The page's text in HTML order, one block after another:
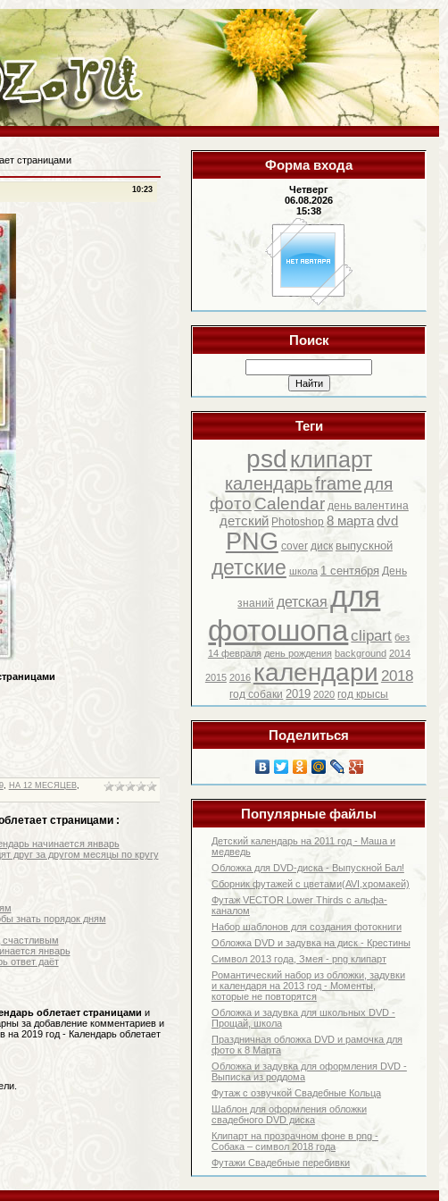
Форма входа
Четверг
06.08.2026
15:38
Поиск
Теги
psd клипарт
календарьframeдля
фото Calendar день валентина
детский Photoshop 8 марта dvd
PNG cover диск выпускной
детские школа 1 сентября День
знаний детскаядля
фотошопаclipart без
14 февраля день рождения background 2014
2015 2016 календари 2018
год собаки 2019 2020 год крысы
Поделиться
Популярные файлы
Детский календарь на 2011 год - Маша и
медведь
Обложка для DVD-диска - Выпускной Бал!
Сборник футажей с цветами(AVI,хромакей)
Футаж VECTOR Lower Thirds с альфа-
каналом
Набор шаблонов для создания фотокниги
Обложка DVD и задувка на диск - Крестины
Символ 2013 года, Змея - png клипарт
Романтический набор из обложки, задувки
и календаря на 2013 год - Моменты,
которые не повторятся
Обложка и задувка для школьных DVD -
Прощай, школа
Праздничная обложка DVD и рамочка для
фото к 8 Марта
Обложка и задувка для оформления DVD -
Выписка из роддома
Футаж с озвучкой Свадебные Кольца
Шаблон для оформления обложки
свадебного DVD диска
Клипарт на прозрачном фоне в png -
Собака – символ 2018 года
Футажи Свадебные перебивки
страницами
10:23
, НА 12 МЕСЯЦЕВ,
страницами :
начинается январь
друг за другом месяцы по кругу
знать порядок дням
счастливым
январь
ответ даёт
облетает страницами и
за добавление комментариев и
2019 год - Календарь облетает